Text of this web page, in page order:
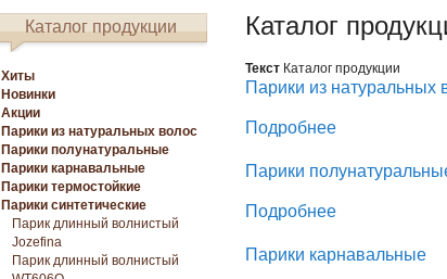
Каталог продукции
Хиты
Новинки
Акции
Парики из натуральных волос
Парики полунатуральные
Парики карнавальные
Парики термостойкие
Парики синтетические
Парик длинный волнистый
Jozefina
Парик длинный волнистый
Каталог
Текст Каталог продукции
Парики из натуральных
Подробнее
Парики
Подробнее
Парики карнавальные